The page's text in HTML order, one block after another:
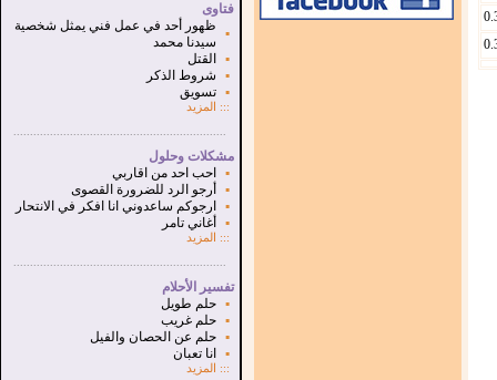
فتاوى
▪
ظهور أحد في عمل فني يمثل شخصية
سيدنا محمد
▪
القتل
▪
شروط الذكر
▪
تسويق
:::
المزيد
مشكلات وحلول
▪
احب احد من اقاربي
▪
أرجو الرد للضرورة القصوى
▪
ارجوكم ساعدوني انا افكر في الانتحار
▪
أغاني تامر
:::
المزيد
تفسير الأحلام
▪
حلم طويل
▪
حلم غريب
▪
حلم عن الحصان والفيل
▪
انا تعبان
:::
المزيد